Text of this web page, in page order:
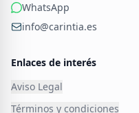
WhatsApp
info@carintia.es
Enlaces de interés
Aviso Legal
Términos y condiciones